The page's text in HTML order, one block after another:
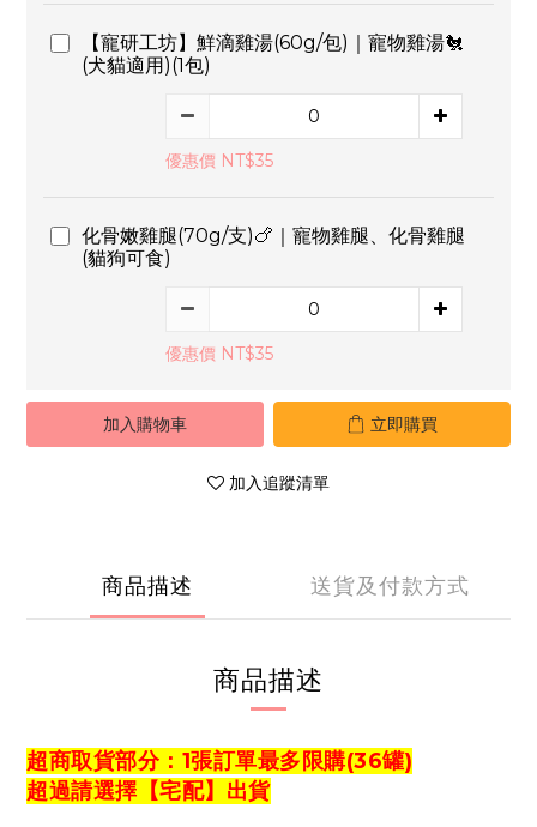
【寵研工坊】鮮滴雞湯(60g/包)｜寵物雞湯🐔
(犬貓適用)(1包)
優惠價 NT$35
化骨嫩雞腿(70g/支)🍗｜寵物雞腿、化骨雞腿
(貓狗可食)
優惠價 NT$35
加入購物車 立即購買
加入追蹤清單
商品描述 送貨及付款方式
商品描述
超商取貨部分 ：1張訂單最多限購(36罐)
超過請選擇【宅配】出貨